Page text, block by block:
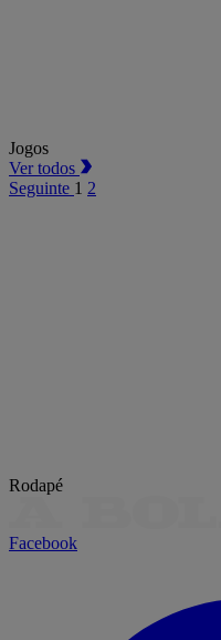
Jogos
Ver todos
Seguinte 1 2
Rodapé
Facebook